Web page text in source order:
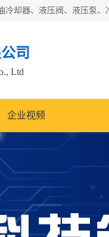
司
Ltd
企业视频